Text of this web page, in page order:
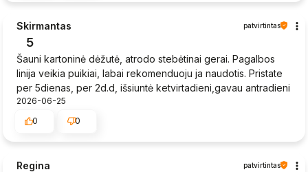
Skirmantas patvirtintas
5
Šauni kartoninė dėžutė, atrodo stebėtinai gerai. Pagalbos
linija veikia puikiai, labai rekomenduoju ja naudotis. Pristate
per 5dienas, per 2d.d, išsiuntė ketvirtadieni,gavau antradieni
2026-06-25
0
0
Regina patvirtintas